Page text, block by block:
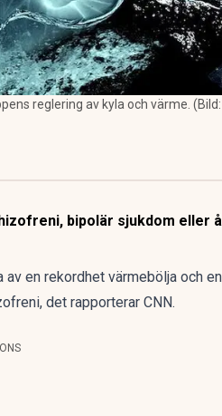
reglering av kyla och värme.
bipolär sjukdom
en rekordhet värmebölja och
det rapporterar CNN.